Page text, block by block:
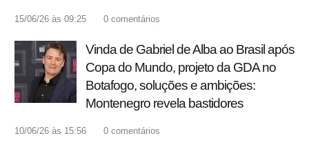
15/06/26 às 09:25 0 comentários
Vinda de Gabriel de Alba ao Brasil após
Copa do Mundo, projeto da GDA no
Botafogo, soluções e ambições:
Montenegro revela bastidores
10/06/26 às 15:56 0 comentários